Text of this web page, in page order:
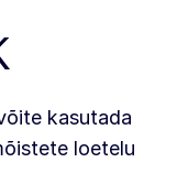
kasutada
loetelu